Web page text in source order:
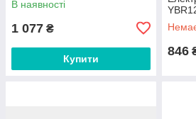
В наявності
1 077 ₴
Купити
846